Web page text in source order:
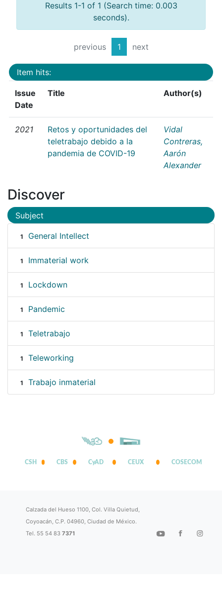
Results 1-1 of 1 (Search time: 0.003
seconds).
previous 1 next
Item hits:
Issue
Date
Title Author(s)
2021
Retos y oportunidades del
teletrabajo debido a la
pandemia de COVID-19
Vidal
Contreras,
Aarón
Alexander
Discover
Subject
1 General Intellect
1 Immaterial work
1 Lockdown
1 Pandemic
1 Teletrabajo
1 Teleworking
1 Trabajo inmaterial
CSH CBS CyAD CEUX COSECOM
Calzada del Hueso 1100, Col. Villa Quietud,
Coyoacán, C.P. 04960, Ciudad de México.
Tel. 55 54 837371